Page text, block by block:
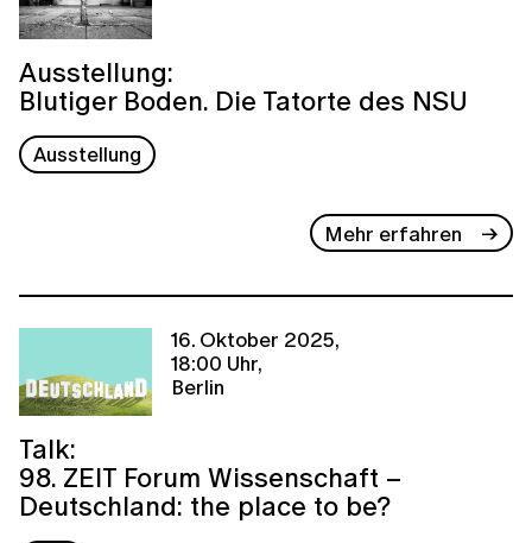
Ausstellung:
Blutiger Boden. Die Tatorte des NSU
Ausstellung
Mehr erfahren
16. Oktober 2025,
18:00 Uhr,
Berlin
Talk:
98. ZEIT Forum Wissenschaft –
Deutschland: the place to be?